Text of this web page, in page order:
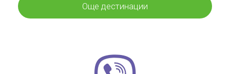
Още дестинации